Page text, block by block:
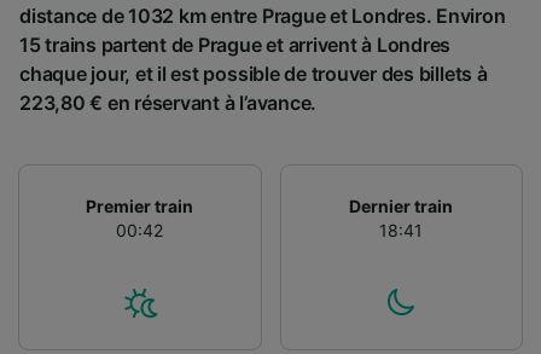
distance de 1032 km entre Prague et Londres. Environ
15 trains partent de Prague et arrivent à Londres
chaque jour, et il est possible de trouver des billets à
223,80 € en réservant à l’avance.
Premier train
00:42
Dernier train
18:41